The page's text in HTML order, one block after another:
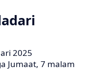
2025
Jumaat, 7 malam